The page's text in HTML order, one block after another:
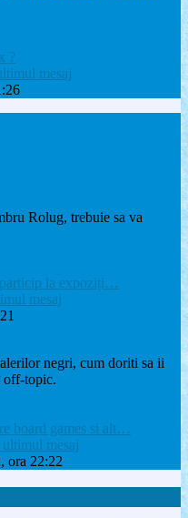
?
mesaj
Rolug, trebuie sa va
la expoziți…
mesaj
negri, cum doriti sa ii
off-topic.
board games si alt…
ultimul mesaj
ora 22:22